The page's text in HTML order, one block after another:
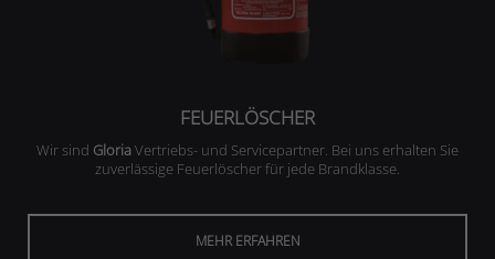
FEUERLÖSCHER
Wir sind GloriaVertriebs- und Servicepartner. Bei uns erhalten Sie
zuverlässige Feuerlöscher für jede Brandklasse.
MEHR ERFAHREN